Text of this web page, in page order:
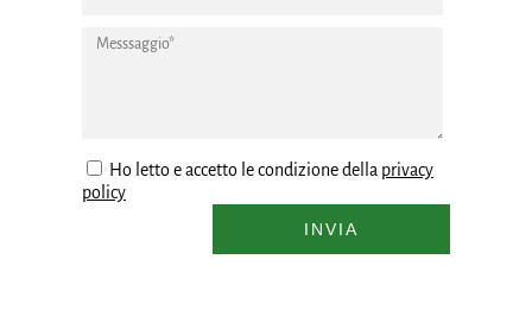
Ho letto e accetto le condizione della privacy
policy
INVIA